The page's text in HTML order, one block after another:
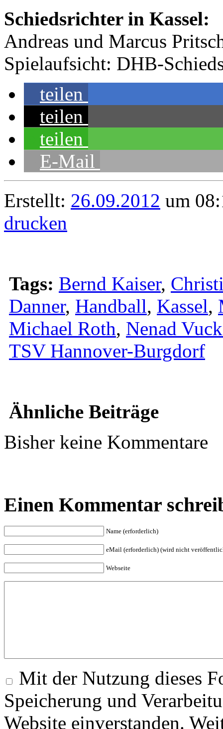
Schiedsrichter in Kassel:
Andreas und Marcus
Spielaufsicht: DHB-
teilen
teilen
teilen
E-Mail
Erstellt: 26.09.2012 um
drucken
Tags: Bernd Kaiser,
Danner, Handball, Kassel,
Michael Roth, Nenad
TSV Hannover-Burgdorf
Ähnliche Beiträge
Bisher keine Kommentare
Einen Kommentar
Name (erforderlich)
eMail (erforderlich) (wird nicht
Webseite
Mit der Nutzung dieses
Speicherung und
Website einverstanden.